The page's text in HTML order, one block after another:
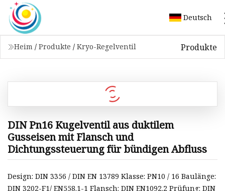
Deutsch
Heim / Produkte / Kryo-Regelventil Produkte
DIN Pn16 Kugelventil aus duktilem
Gusseisen mit Flansch und
Dichtungssteuerung für bündigen Abfluss
Design: DIN 3356 / DIN EN 13789 Klasse: PN10 / 16 Baulänge:
DIN 3202-F1/ EN558.1-1 Flansch: DIN EN1092.2 Prüfung: DIN